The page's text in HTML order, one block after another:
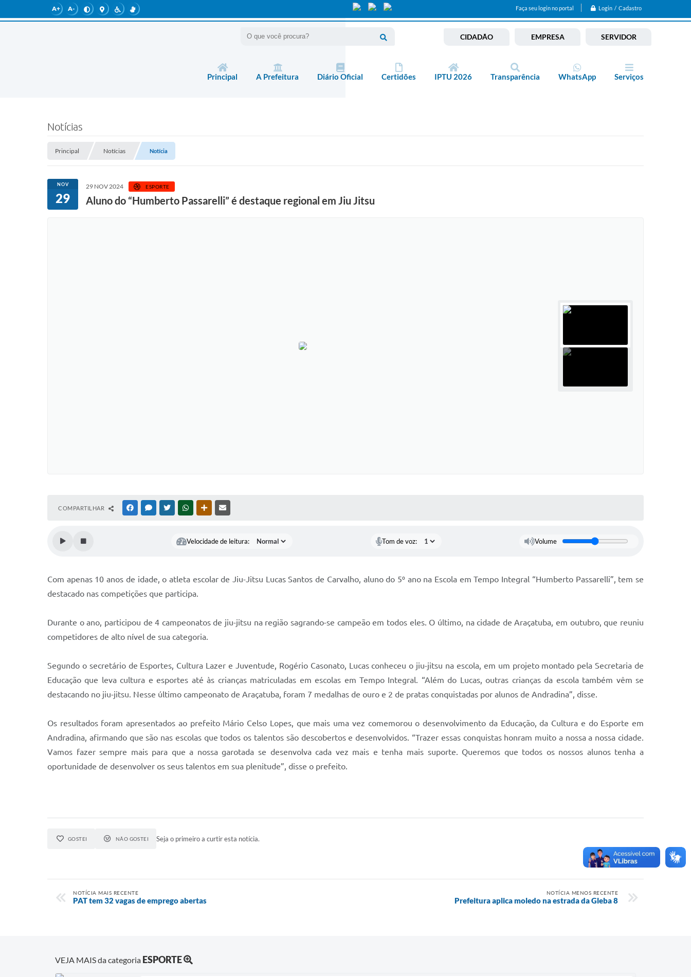
Faça seu login no portal Login / Cadastro
A+ A-
CIDADÃO EMPRESA SERVIDOR
Principal A Prefeitura Diário Oficial Certidões IPTU 2026 Transparência WhatsApp Serviços
Notícias
Principal Notícias Notícia
NOV
29
29 NOV 2024 ESPORTE
Aluno do “Humberto Passarelli” é destaque regional em Jiu Jitsu
COMPARTILHAR FACEBOOKMESSENGER
TWITTERWHATSAPPOUTRAS MÍDIAS
Velocidade de leitura: Tom de voz: Volume
Com apenas 10 anos de idade, o atleta escolar de Jiu-Jitsu Lucas Santos de Carvalho, aluno do 5⁰ ano na Escola em Tempo Integral “Humberto Passarelli”, tem se
destacado nas competições que participa.
Durante o ano, participou de 4 campeonatos de jiu-jitsu na região sagrando-se campeão em todos eles. O último, na cidade de Araçatuba, em outubro, que reuniu
competidores de alto nível de sua categoria.
Segundo o secretário de Esportes, Cultura Lazer e Juventude, Rogério Casonato, Lucas conheceu o jiu-jitsu na escola, em um projeto montado pela Secretaria de
Educação que leva cultura e esportes até às crianças matriculadas em escolas em Tempo Integral. “Além do Lucas, outras crianças da escola também vêm se
destacando no jiu-jitsu. Nesse último campeonato de Araçatuba, foram 7 medalhas de ouro e 2 de pratas conquistadas por alunos de Andradina”, disse.
Os resultados foram apresentados ao prefeito Mário Celso Lopes, que mais uma vez comemorou o desenvolvimento da Educação, da Cultura e do Esporte em
Andradina, afirmando que são nas escolas que todos os talentos são descobertos e desenvolvidos. “Trazer essas conquistas honram muito a nossa a nossa cidade.
Vamos fazer sempre mais para que a nossa garotada se desenvolva cada vez mais e tenha mais suporte. Queremos que todos os nossos alunos tenha a
oportunidade de desenvolver os seus talentos em sua plenitude”, disse o prefeito.
GOSTEI NÃO GOSTEI Seja o primeiro a curtir esta notícia.
NOTÍCIA MAIS RECENTE
PAT tem 32 vagas de emprego abertas
NOTÍCIA MENOS RECENTE
Prefeitura aplica moledo na estrada da Gleba 8
VEJA MAIS da categoria ESPORTE